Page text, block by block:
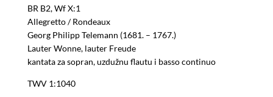
BR B2, Wf X:1
Allegretto / Rondeaux
Georg Philipp Telemann (1681. – 1767.)
Lauter Wonne, lauter Freude
kantata za sopran, uzdužnu flautu i basso continuo
TWV 1:1040